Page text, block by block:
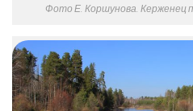
Фото Е. Коршунова. Керженец